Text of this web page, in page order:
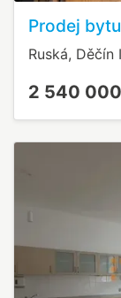
Prodej
Ruská,
2 540